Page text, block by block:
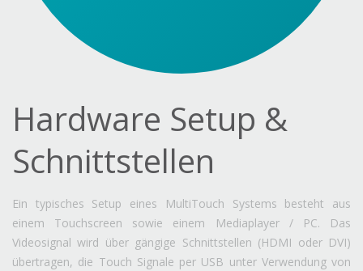
Hardware Setup &
Schnittstellen
Ein typisches Setup eines MultiTouch Systems besteht aus
einem Touchscreen sowie einem Mediaplayer / PC. Das
Videosignal wird über gängige Schnittstellen (HDMI oder DVI)
übertragen, die Touch Signale per USB unter Verwendung von